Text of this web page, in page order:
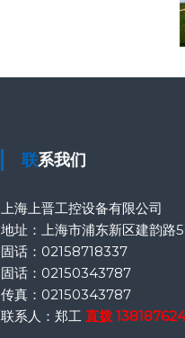
联系我们
上海上晋工控设备有限公司
地址：上海市浦东新区建韵路
固话： 02158718337
固话： 02150343787
传真： 02150343787
联系人：郑工 直拨